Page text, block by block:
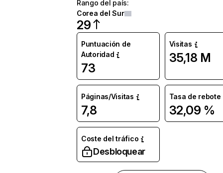
Rango del país:
Corea del Sur
29
Puntuación de
Autoridad
73
Visitas
35,18 M
Páginas/Visitas
7,8
Tasa de rebote
32,09 %
Coste del tráfico
Desbloquear